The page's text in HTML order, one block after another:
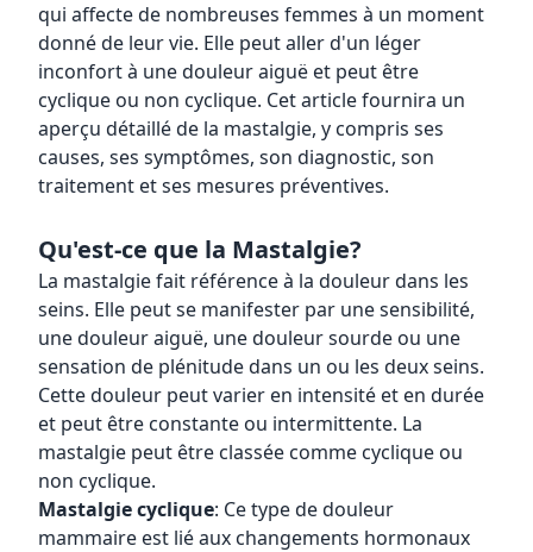
qui affecte de nombreuses femmes à un moment
donné de leur vie. Elle peut aller d'un léger
inconfort à une douleur aiguë et peut être
cyclique ou non cyclique. Cet article fournira un
aperçu détaillé de la mastalgie, y compris ses
causes, ses symptômes, son diagnostic, son
traitement et ses mesures préventives.
Qu'est-ce que la Mastalgie?
La mastalgie fait référence à la douleur dans les
seins. Elle peut se manifester par une sensibilité,
une douleur aiguë, une douleur sourde ou une
sensation de plénitude dans un ou les deux seins.
Cette douleur peut varier en intensité et en durée
et peut être constante ou intermittente. La
mastalgie peut être classée comme cyclique ou
non cyclique.
Mastalgie cyclique: Ce type de douleur
mammaire est lié aux changements hormonaux